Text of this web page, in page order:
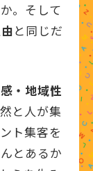
。そして
と同じだ
・地域性
と人が集
ト集客を
とあるか